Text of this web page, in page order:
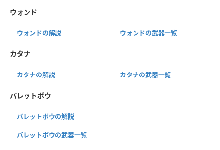
ウォンド
ウォンドの解説 ウォンドの武器一覧
カタナ
カタナの解説 カタナの武器一覧
バレットボウ
バレットボウの解説
バレットボウの武器一覧